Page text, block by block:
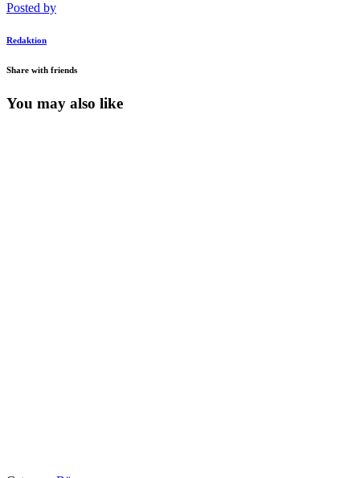
Posted by
Redaktion
Share with friends
You may also like